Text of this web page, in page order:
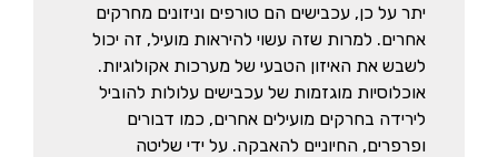
יתר על כן, עכבישים הם טורפים וניזונים מחרקים
אחרים. למרות שזה עשוי להיראות מועיל, זה יכול
לשבש את האיזון הטבעי של מערכות אקולוגיות.
אוכלוסיות מוגזמות של עכבישים עלולות להוביל
לירידה בחרקים מועילים אחרים, כמו דבורים
ופרפרים, החיוניים להאבקה. על ידי שליטה